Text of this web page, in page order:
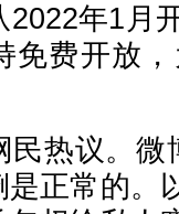
2022年1月
免费开放
民热议。微
正常的。